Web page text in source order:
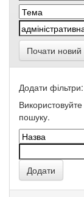
Почати
Додати фільтри:
пошуку.